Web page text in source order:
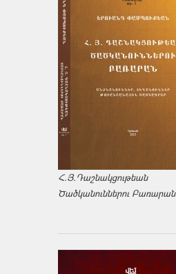
Հ.Յ.Դաշնակցութեան
Ծածկանուններու Բառարան